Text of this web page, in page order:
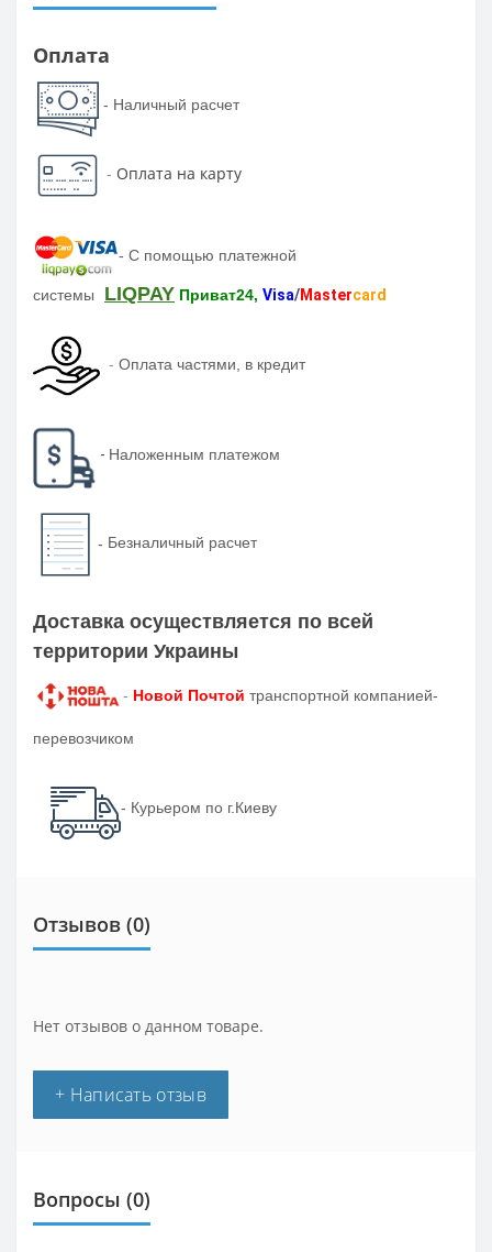
Оплата
- Наличный расчет
- Оплата на карту
- С помощью платежной
системы LIQPAY Приват24, Visa/Mastercard
- Оплата частями, в кредит
- Наложенным платежом
- Безналичный расчет
Доставка осуществляется по всей
территории Украины
- Новой Почтой транспортной компанией-
перевозчиком
- Курьером по г.Киеву
Отзывов (0)
Нет отзывов о данном товаре.
+ Написать отзыв
Вопросы (0)